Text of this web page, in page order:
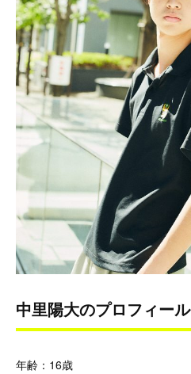
中里陽大のプロフィール
年齢：16歳